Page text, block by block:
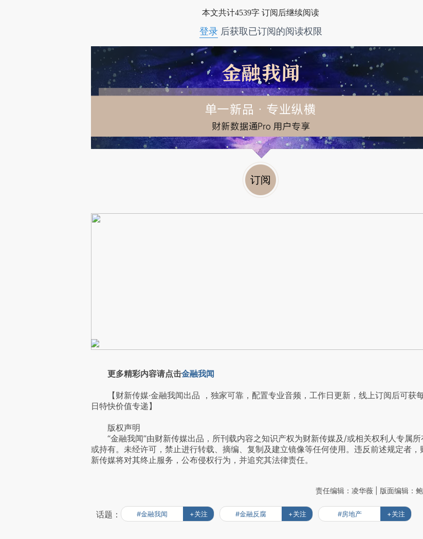
本文共计4539字 订阅后继续阅读
登录后获取已订阅的阅读权限
订阅
更多精彩内容请点击金融我闻
【财新传媒·金融我闻出品 ，独家可靠，配置专业音频，工作日更新，线上订阅后可获
日特快价值专递】
版权声明
“金融我闻”由财新传媒出品，所刊载内容之知识产权为财新传媒及/或相关权利人专属所
或持有。未经许可，禁止进行转载、摘编、复制及建立镜像等任何使用。违反前述规定者，
新传媒将对其终止服务，公布侵权行为，并追究其法律责任。
责任编辑：凌华薇 | 版面编辑：
话题： #金融我闻 +关注 #金融反腐 +关注 #房地产 +关注